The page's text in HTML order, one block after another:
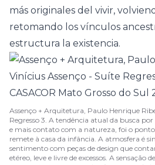
más originales del vivir,
retomando los vínculos
estructura la existencia.
Assenço + Arquitetura, Paulo Henrique
Regresso 3. A tendência atual da busca
e mais contato com a natureza, foi o
remete à casa da infância. A atmosfera é
sentimento com peças de design que
etéreo, leve e livre de excessos. A sensação